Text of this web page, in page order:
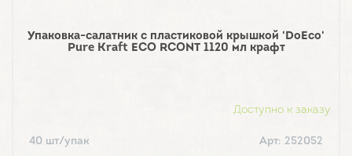
Упаковка-салатник с пластиковой крышкой 'DoEco'
Pure Kraft ECO RCONT 1120 мл крафт
Доступно к заказу
40 шт/упак Арт: 252052